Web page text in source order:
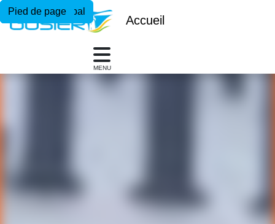
Menu principal
Contenu principal
Pied de page
Accueil
MENU